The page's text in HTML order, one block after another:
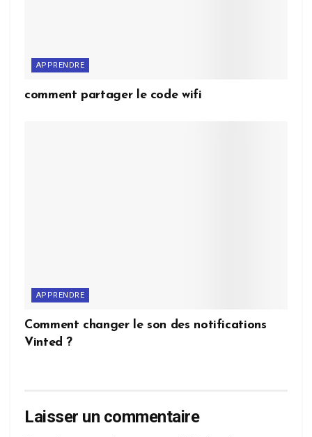
APPRENDRE
comment partager le code wifi
APPRENDRE
Comment changer le son des notifications
Vinted ?
Laisser un commentaire